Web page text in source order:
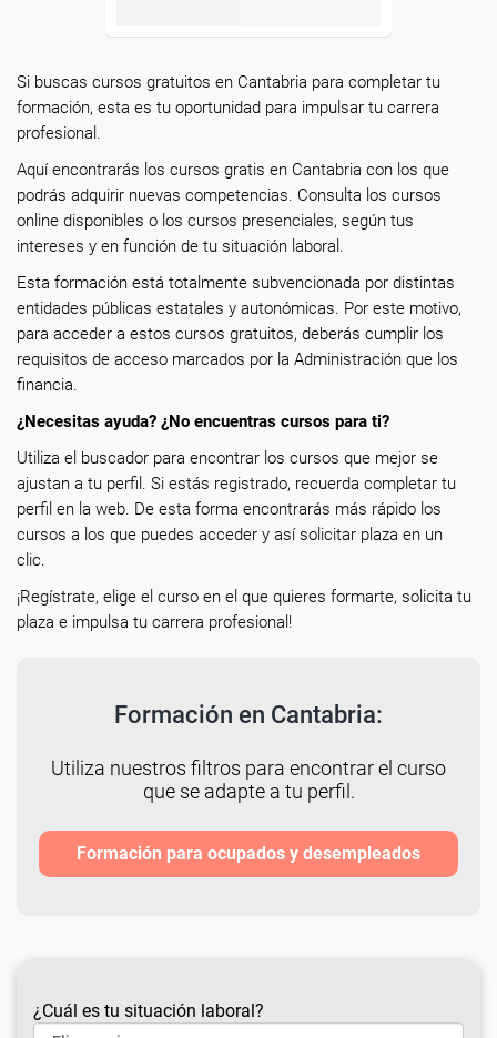
Si buscas cursos gratuitos en Cantabria para completar tu
formación, esta es tu oportunidad para impulsar tu carrera
profesional.
Aquí encontrarás los cursos gratis en Cantabria con los que
podrás adquirir nuevas competencias. Consulta los cursos
online disponibles o los cursos presenciales, según tus
intereses y en función de tu situación laboral.
Esta formación está totalmente subvencionada por distintas
entidades públicas estatales y autonómicas. Por este motivo,
para acceder a estos cursos gratuitos, deberás cumplir los
requisitos de acceso marcados por la Administración que los
financia.
¿Necesitas ayuda? ¿No encuentras cursos para ti?
Utiliza el buscador para encontrar los cursos que mejor se
ajustan a tu perfil. Si estás registrado, recuerda completar tu
perfil en la web. De esta forma encontrarás más rápido los
cursos a los que puedes acceder y así solicitar plaza en un
clic.
¡Regístrate, elige el curso en el que quieres formarte, solicita tu
plaza e impulsa tu carrera profesional!
Formación en Cantabria:
Utiliza nuestros filtros para encontrar el curso
que se adapte a tu perfil.
Formación para ocupados y desempleados
¿Cuál es tu situación laboral?